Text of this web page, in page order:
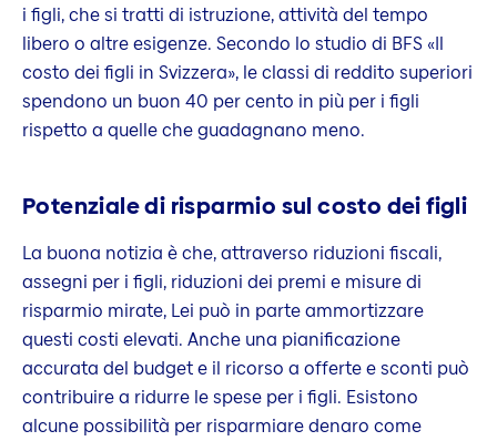
i figli, che si tratti di istruzione, attività del tempo
libero o altre esigenze. Secondo lo studio di BFS «Il
costo dei figli in Svizzera», le classi di reddito superiori
spendono un buon 40 per cento in più per i figli
rispetto a quelle che guadagnano meno.
Potenziale di risparmio sul costo dei figli
La buona notizia è che, attraverso riduzioni fiscali,
assegni per i figli, riduzioni dei premi e misure di
risparmio mirate, Lei può in parte ammortizzare
questi costi elevati. Anche una pianificazione
accurata del budget e il ricorso a offerte e sconti può
contribuire a ridurre le spese per i figli. Esistono
alcune possibilità per risparmiare denaro come